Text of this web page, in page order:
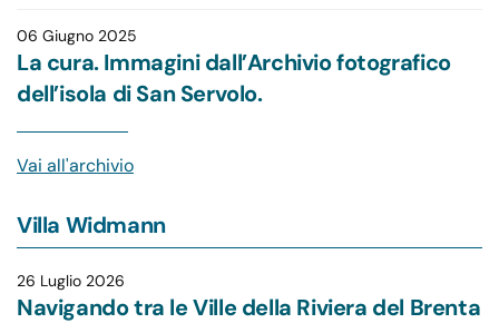
06 Giugno 2025
La cura. Immagini dall’Archivio fotografico
dell’isola di San Servolo.
Vai all'archivio
Villa Widmann
26 Luglio 2026
Navigando tra le Ville della Riviera del Brenta